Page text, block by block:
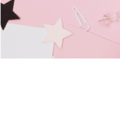
注目モデル イーランさん